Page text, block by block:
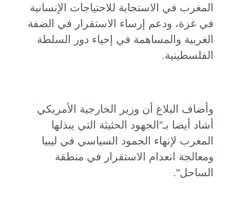
المغرب في الاستجابة للاحتياجات الإنسانية
في غزة، ودعم إرساء الاستقرار في الضفة
الغربية والمساهمة في إحياء دور السلطة
الفلسطينية.
وأضاف البلاغ أن وزير الخارجية الأمريكي
أشاد أيضا بـ”الجهود الحثيثة التي يبذلها
المغرب لإنهاء الجمود السياسي في ليبيا
ومعالجة انعدام الاستقرار في منطقة
الساحل".